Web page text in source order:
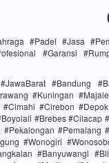
#Padel #Jasa
#Garansi
#Bandung
#Kuningan
#Cirebon
#Brebes #Cilacap
#Pemalang
#Wonogiri
#Banyuwangi